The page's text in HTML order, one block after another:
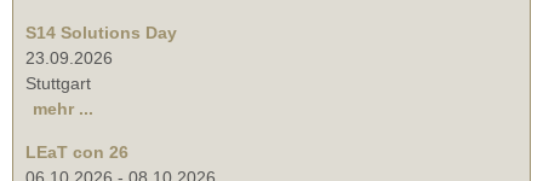
S14 Solutions Day
23.09.2026
Stuttgart
mehr ...
LEaT con 26